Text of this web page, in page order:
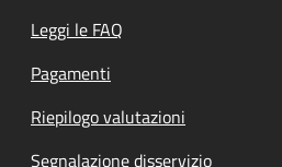
Leggi le FAQ
Pagamenti
Riepilogo valutazioni
Segnalazione disservizio